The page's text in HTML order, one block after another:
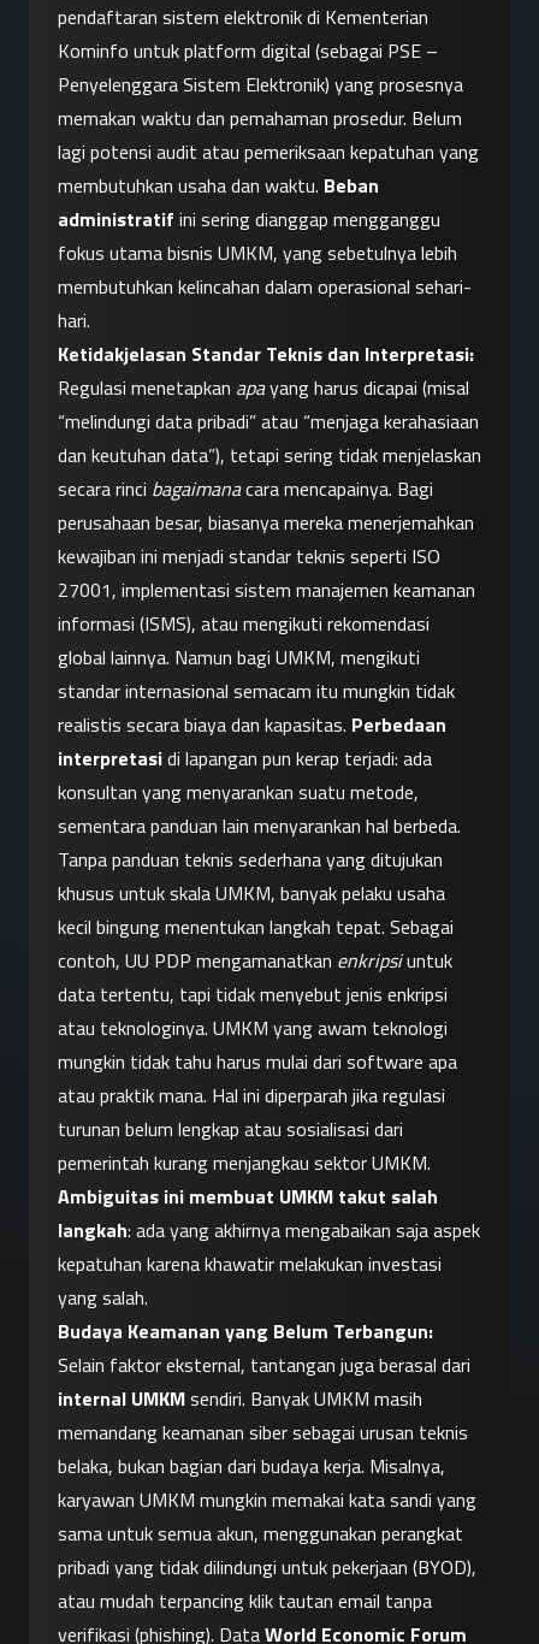
pendaftaran sistem elektronik di Kementerian
Kominfo untuk platform digital (sebagai PSE –
Penyelenggara Sistem Elektronik) yang prosesnya
memakan waktu dan pemahaman prosedur. Belum
lagi potensi audit atau pemeriksaan kepatuhan yang
membutuhkan usaha dan waktu. Beban
administratif ini sering dianggap mengganggu
fokus utama bisnis UMKM, yang sebetulnya lebih
membutuhkan kelincahan dalam operasional sehari-
hari.
Ketidakjelasan Standar Teknis dan Interpretasi:
Regulasi menetapkan apa yang harus dicapai (misal
“melindungi data pribadi” atau “menjaga kerahasiaan
dan keutuhan data”), tetapi sering tidak menjelaskan
secara rinci bagaimana cara mencapainya. Bagi
perusahaan besar, biasanya mereka menerjemahkan
kewajiban ini menjadi standar teknis seperti ISO
27001, implementasi sistem manajemen keamanan
informasi (ISMS), atau mengikuti rekomendasi
global lainnya. Namun bagi UMKM, mengikuti
standar internasional semacam itu mungkin tidak
realistis secara biaya dan kapasitas. Perbedaan
interpretasi di lapangan pun kerap terjadi: ada
konsultan yang menyarankan suatu metode,
sementara panduan lain menyarankan hal berbeda.
Tanpa panduan teknis sederhana yang ditujukan
khusus untuk skala UMKM, banyak pelaku usaha
kecil bingung menentukan langkah tepat. Sebagai
contoh, UU PDP mengamanatkan enkripsi untuk
data tertentu, tapi tidak menyebut jenis enkripsi
atau teknologinya. UMKM yang awam teknologi
mungkin tidak tahu harus mulai dari software apa
atau praktik mana. Hal ini diperparah jika regulasi
turunan belum lengkap atau sosialisasi dari
Ambiguitas ini membuat UMKM takut salah
langkah: ada yang akhirnya mengabaikan saja aspek
kepatuhan karena khawatir melakukan investasi
yang salah.
Budaya Keamanan yang Belum Terbangun:
internal UMKM sendiri. Banyak UMKM masih
memandang keamanan siber sebagai urusan teknis
belaka, bukan bagian dari budaya kerja. Misalnya,
karyawan UMKM mungkin memakai kata sandi yang
sama untuk semua akun, menggunakan perangkat
pribadi yang tidak dilindungi untuk pekerjaan (BYOD),
atau mudah terpancing klik tautan email tanpa
verifikasi (phishing). Data World Economic Forum